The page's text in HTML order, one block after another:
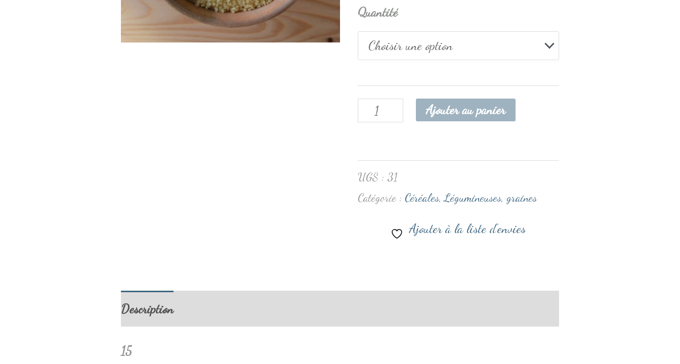
Quantité
Ajouter au panier
UGS : 31
Catégorie : Céréales, Légumineuses, graines
Ajouter à la liste d’envies
Description
15